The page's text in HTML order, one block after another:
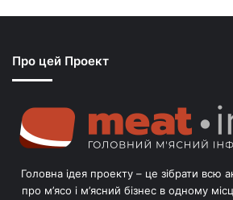
п
о
Про цей Проект
Головна ідея проекту – це зібрати всю
про м’ясо і м’ясний бізнес в одному